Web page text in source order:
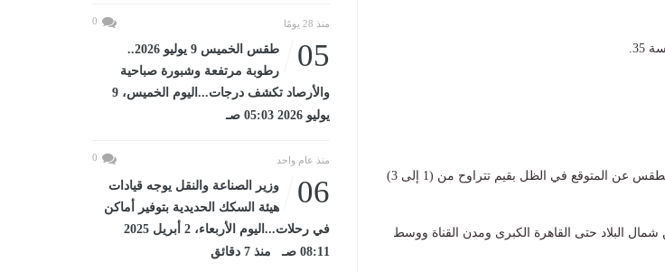
​ارتفاع نسب الرطوبة يزيد من الإحساس بحرارة الطقس عن المتوقع في الظل بقيم تتراوح من (1 إلى 3)
على مناطق من شمال البلاد حتى القاهرة الكبرى ومدن القناة ووسط
منذ 28 يومًا 0
05
طقس الخميس 9 يوليو 2026..
رطوبة مرتفعة وشبورة صباحية
والأرصاد تكشف درجات...اليوم الخميس، 9
يوليو 2026 05:03 صـ
منذ عام واحد 0
06
وزير الصناعة والنقل يوجه قيادات
هيئة السكك الحديدية بتوفير أماكن
في رحلات...اليوم الأربعاء، 2 أبريل 2025
08:11 صـ منذ 7 دقائق